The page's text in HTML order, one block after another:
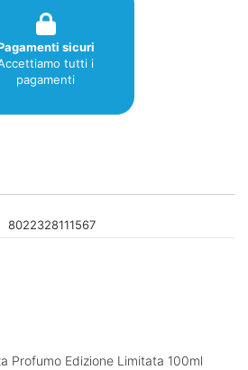
sicuri
tutti i
pagamenti
8022328111567
Profumo Edizione Limitata 100ml